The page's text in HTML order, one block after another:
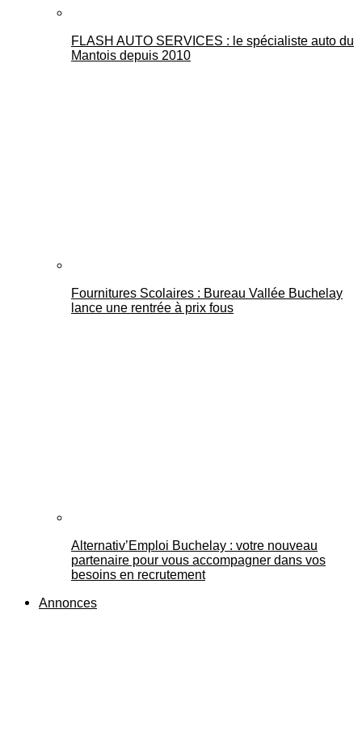
FLASH AUTO SERVICES : le spécialiste auto du
Mantois depuis 2010
Fournitures Scolaires : Bureau Vallée Buchelay
lance une rentrée à prix fous
Alternativ’Emploi Buchelay : votre nouveau
partenaire pour vous accompagner dans vos
besoins en recrutement
Annonces